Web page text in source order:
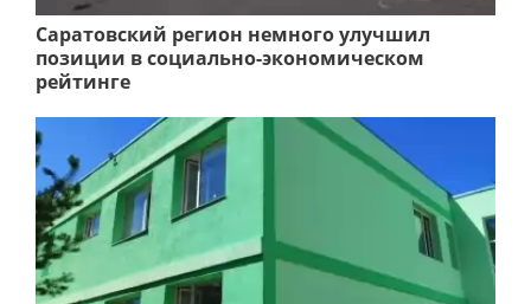
Саратовский регион немного улучшил
позиции в социально-экономическом
рейтинге